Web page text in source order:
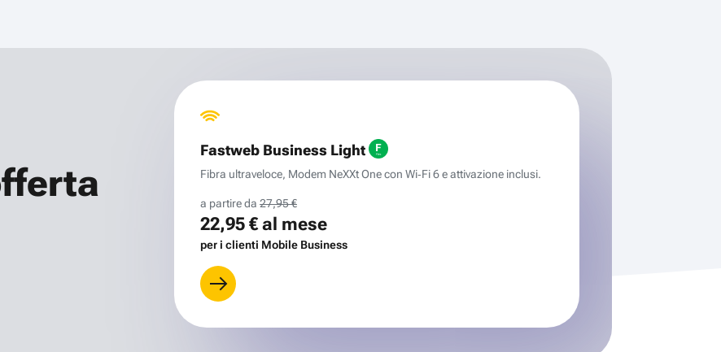
Fastweb Business Light
Fibra ultraveloce, Modem NeXXt One con Wi‑Fi 6 e attivazione inclusi.
a partire da 27,95 €
22,95 €al mese
per i clienti Mobile Business